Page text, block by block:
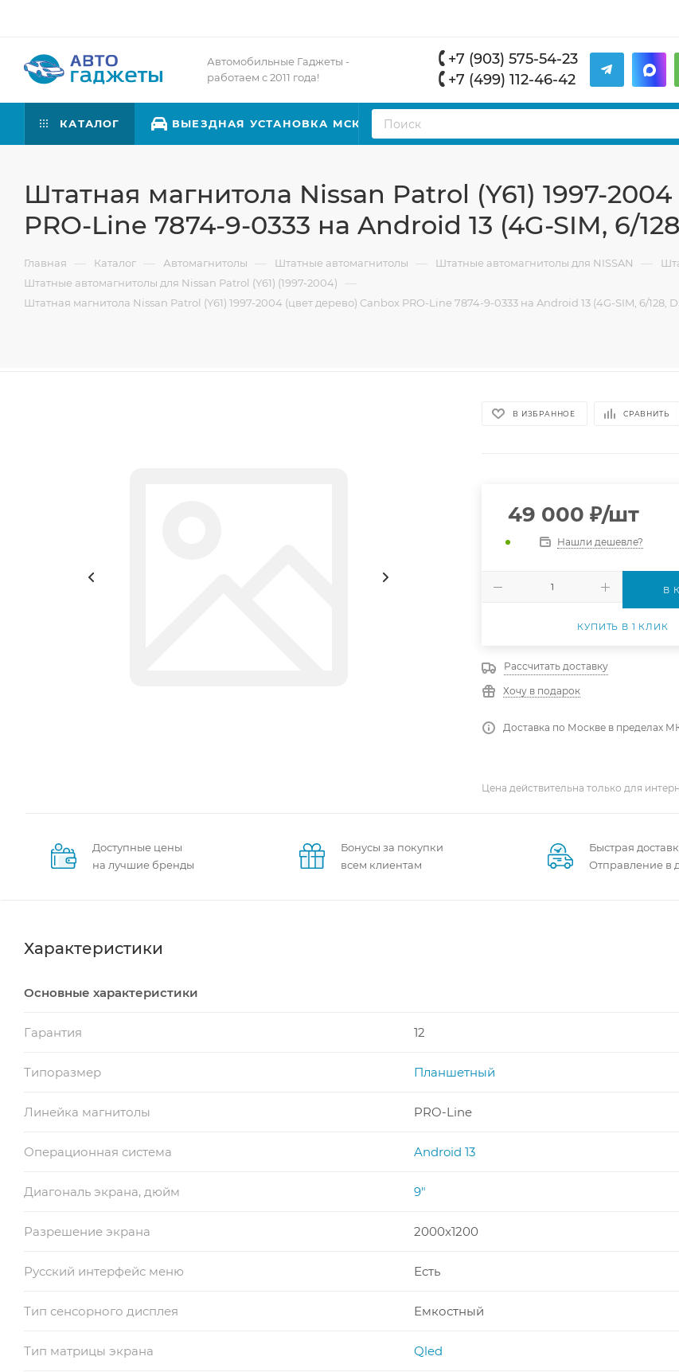
Автомобильные Гаджеты -
работаем с 2011 года!
+7 (903) 575-54-23
+7 (499) 112-46-42
КАТАЛОГ ВЫЕЗДНАЯ УСТАНОВКА МСК
Штатная магнитола Nissan Patrol (Y61) 1997-
PRO-Line 7874-9-0333 на Android 13 (4G-SIM, 6/
Главная — Каталог — Автомагнитолы — Штатные автомагнитолы — Штатные автомагнитолы для NISSAN —
Штатные автомагнитолы для Nissan Patrol (Y61) (1997-2004) —
Штатная магнитола Nissan Patrol (Y61) 1997-2004 (цвет дерево) Canbox PRO-Line 7874-9-0333 на Android 13 (4G-SIM, 6/128,
В ИЗБРАННОЕ СРАВНИТЬ
49 000 ₽/шт
Нашли дешевле?
В
КУПИТЬ В 1 КЛИК
Рассчитать доставку
Хочу в подарок
Доставка по Москве в пределах
Цена действительна только для
Доступные цены
на лучшие бренды
Бонусы за покупки
всем клиентам
Быстрая
Отправление в
Характеристики
Основные характеристики
Гарантия 12
Типоразмер Планшетный
Линейка магнитолы PRO-Line
Операционная система Android 13
Диагональ экрана, дюйм 9"
Разрешение экрана 2000x1200
Русский интерфейс меню Есть
Тип сенсорного дисплея Емкостный
Тип матрицы экрана Qled